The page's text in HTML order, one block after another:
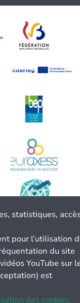
statistiques,
pour l’utilisation
du site
YouTube sur
est
des cookies.